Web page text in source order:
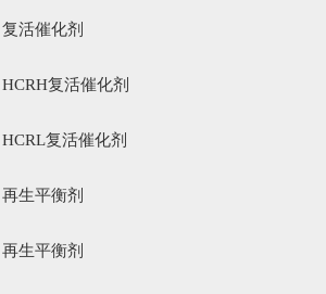
复活催化剂
HCRH复活催化剂
HCRL复活催化剂
再生平衡剂
再生平衡剂